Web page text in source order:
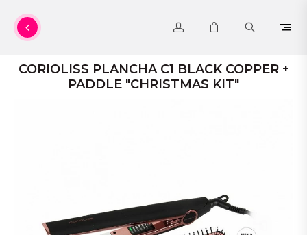
CORIOLISS PLANCHA C1 BLACK COPPER +
PADDLE "CHRISTMAS KIT"